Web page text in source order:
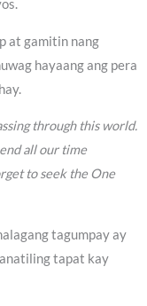
at gamitin nang
hayaang ang pera
through this world.
all our time
to seek the One
tagumpay ay
tapat kay